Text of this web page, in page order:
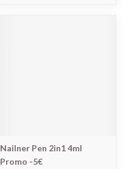
Nailner Pen 2in1 4ml
Promo -5€